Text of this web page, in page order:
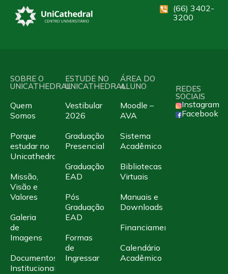
(66) 3402-
3200
SOBRE O
UNICATHEDRAL
Quem
Somos
Porque
estudar no
Unicathedral
Missão,
Visão e
Valores
Galeria
de
Imagens
Documentos
Institucionais
ESTUDE NO
UNICATHEDRAL
Vestibular
2026
Graduação
Presencial
Graduação
EAD
Pós
Graduação
EAD
Formas
de
Ingressar
ÁREA DO
ALUNO
Moodle –
AVA
Sistema
Acadêmico
Bibliotecas
Virtuais
Manuais e
Downloads
Financiamento
Calendário
Acadêmico
REDES
SOCIAIS
Instagram
Facebook